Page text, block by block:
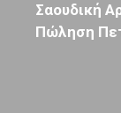
Σαουδική
Πώληση